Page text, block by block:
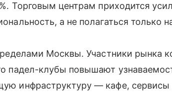
Торговым центрам приходится
а не полагаться только
Москвы. Участники рынка
падел-клубы повышают
инфраструктуру — кафе, сервисы